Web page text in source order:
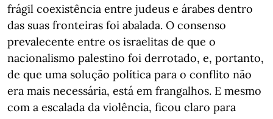
frágil coexistência entre judeus e árabes dentro
das suas fronteiras foi abalada. O consenso
prevalecente entre os israelitas de que o
nacionalismo palestino foi derrotado, e, portanto,
de que uma solução política para o conflito não
era mais necessária, está em frangalhos. E mesmo
com a escalada da violência, ficou claro para